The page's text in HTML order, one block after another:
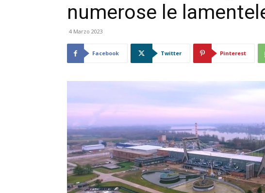
numerose le
4 Marzo 2023
Facebook Twitter Pinterest